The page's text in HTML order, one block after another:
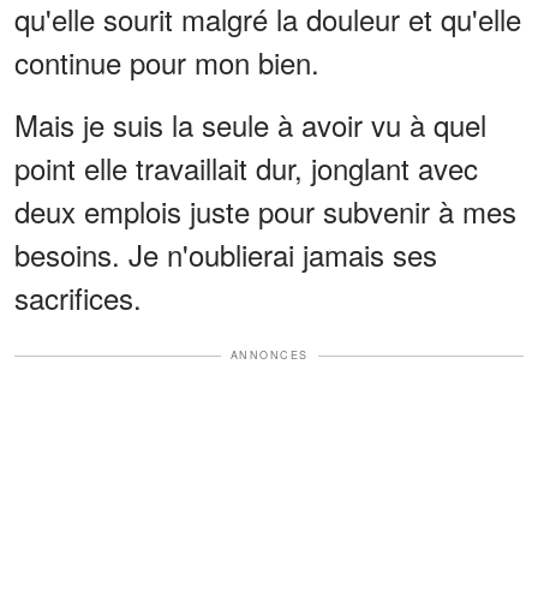
qu'elle sourit malgré la douleur et qu'elle
continue pour mon bien.
Mais je suis la seule à avoir vu à quel
point elle travaillait dur, jonglant avec
deux emplois juste pour subvenir à mes
besoins. Je n'oublierai jamais ses
sacrifices.
ANNONCES